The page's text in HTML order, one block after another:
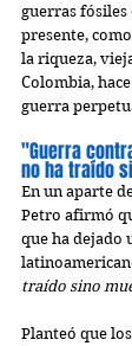
guerras fósiles
presente,
la riqueza,
Colombia,
guerra
"Guerra
no ha traído
En un aparte
Petro afirmó
que ha dejado
traído sino
Planteó que